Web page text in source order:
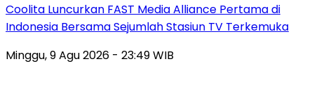
Coolita Luncurkan FAST Media Alliance Pertama di
Indonesia Bersama Sejumlah Stasiun TV Terkemuka
Minggu, 9 Agu 2026 - 23:49 WIB